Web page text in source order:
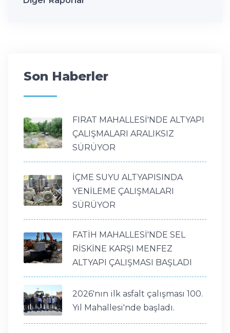
Son Haberler
FIRAT MAHALLESİ'NDE ALTYAPI
ÇALIŞMALARI ARALIKSIZ
SÜRÜYOR
İÇME SUYU ALTYAPISINDA
YENİLEME ÇALIŞMALARI
SÜRÜYOR
FATİH MAHALLESİ'NDE SEL
RİSKİNE KARŞI MENFEZ
ALTYAPI ÇALIŞMASI BAŞLADI
2026'nın ilk asfalt çalışması 100.
Yıl Mahallesi'nde başladı.